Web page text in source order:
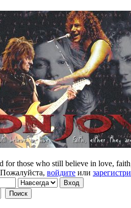
for those who still believe in love,
войдите или